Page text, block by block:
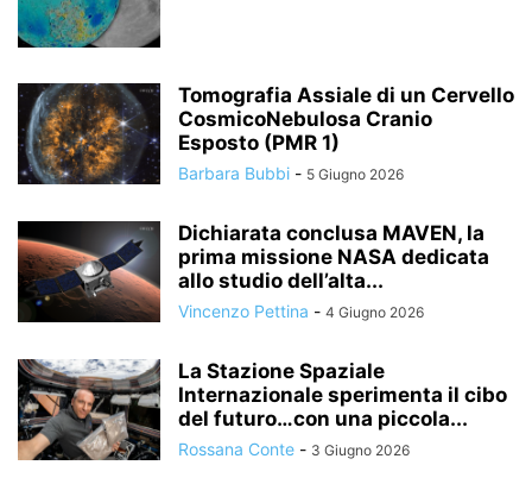
Tomografia Assiale di un Cervello
CosmicoNebulosa Cranio
Esposto (PMR 1)
Barbara Bubbi - 5 Giugno 2026
Dichiarata conclusa MAVEN, la
prima missione NASA dedicata
allo studio dell’alta...
Vincenzo Pettina - 4 Giugno 2026
La Stazione Spaziale
Internazionale sperimenta il cibo
del futuro…con una piccola...
Rossana Conte - 3 Giugno 2026